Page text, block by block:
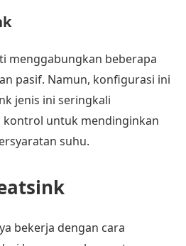
menggabungkan beberapa
pasif. Namun, konfigurasi ini
jenis ini seringkali
kontrol untuk mendinginkan
suhu.
bekerja dengan cara